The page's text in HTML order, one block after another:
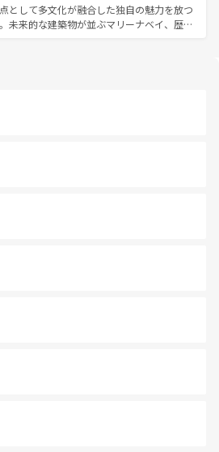
親しみやすいタイの人々、仏教を中心とし
多様な観光資源が、訪れる旅人を魅了し続
く見どころを回れるのも魅力。息をのむよ
化的な体験まで、香港を存分に楽しみ尽く
として多文化が融合した独自の魅力を放つ
未来的な建築物が並ぶマリーナベイ、歴史
は地元の風情を楽しめる外せないスポット